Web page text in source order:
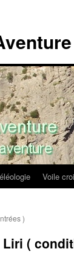
Voile
)
(